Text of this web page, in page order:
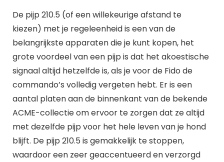
De pijp 210.5 (of een willekeurige afstand te
kiezen) met je regeleenheid is een van de
belangrijkste apparaten die je kunt kopen, het
grote voordeel van een pijp is dat het akoestische
signaal altijd hetzelfde is, als je voor de Fido de
commando’s volledig vergeten hebt. Er is een
aantal platen aan de binnenkant van de bekende
ACME-collectie om ervoor te zorgen dat ze altijd
met dezelfde pijp voor het hele leven van je hond
blijft. De pijp 210.5 is gemakkelijk te stoppen,
waardoor een zeer geaccentueerd en verzorgd